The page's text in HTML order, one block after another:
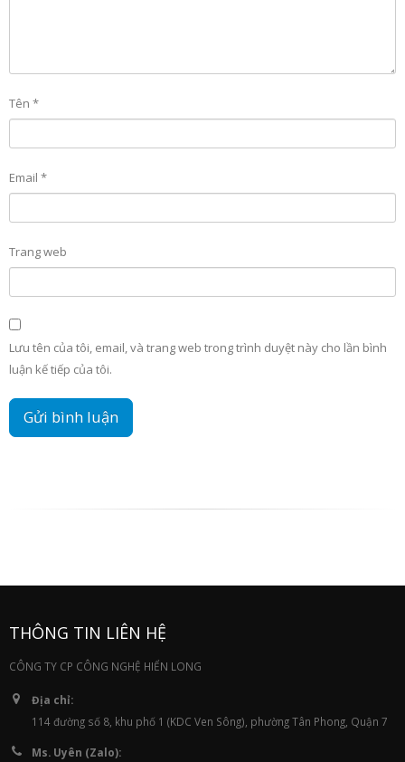
Tên *
Email *
Trang web
Lưu tên của tôi, email, và trang web trong trình duyệt này cho lần bình
luận kế tiếp của tôi.
THÔNG TIN LIÊN HỆ
CÔNG TY CP CÔNG NGHỆ HIỂN LONG
Địa chỉ:
114 đường số 8, khu phố 1 (KDC Ven Sông), phường Tân Phong, Quận 7
Ms. Uyên (Zalo):